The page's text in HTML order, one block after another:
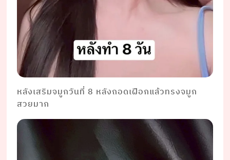
หลังเสริมจมูกวันที่ 8 หลังถอดเฝือกแล้วทรงจมูก
สวยมาก